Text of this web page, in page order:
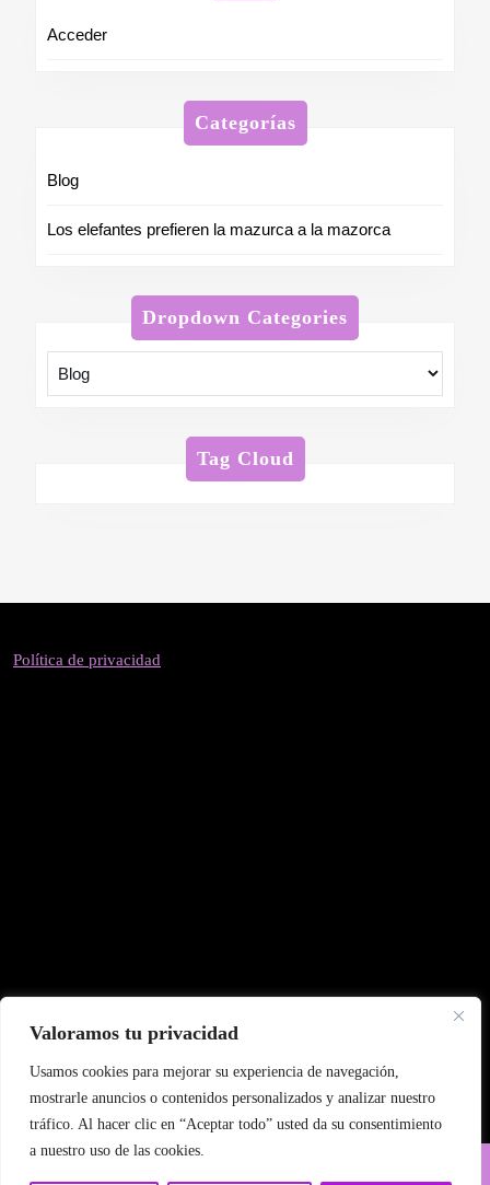
Valoramos tu privacidad
Usamos cookies para mejorar su experiencia de navegación,
mostrarle anuncios o contenidos personalizados y analizar nuestro
tráfico. Al hacer clic en “Aceptar todo” usted da su consentimiento
a nuestro uso de las cookies.
Acceder
Categorías
Blog
Los elefantes prefieren la mazurca a la mazorca
Dropdown Categories
Tag Cloud
Política de privacidad